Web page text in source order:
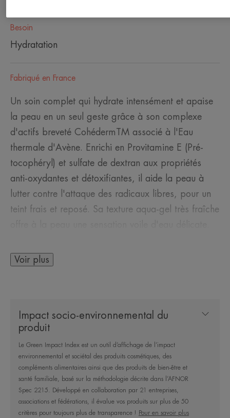
Besoin
Hydratation
Fabriqué en France
Un soin complet qui hydrate intensément et apaise
la peau en un seul geste grâce à son complexe
d'actifs breveté CohédermTM associé à l'Eau
thermale d'Avène. Enrichi en Provitamine E (Pré-
tocophéryl) et sulfate de dextran aux propriétés
anti-oxydantes et détoxifiantes, il aide la peau à
lutter contre l'attaque des radicaux libres, pour un
teint frais et reposé. Sa texture aqua-gel très fraîche
Le soin tout-en-un, hydratant 24h,
apaisant et détoxifiant qui
s'adapte à tous les besoins (soin
de jour, masque de nuit, contour
des yeux).
Voir plus
Impact socio-environnemental du
produit
Le Green Impact Index est un outil d’affichage de l’impact
environnemental et sociétal des produits cosmétiques, des
compléments alimentaires ainsi que des produits de bien-être et
santé familiale, basé sur la méthodologie décrite dans l’AFNOR
Spec 2215. Développé en collaboration par 21 entreprises,
associations et fédérations, il évalue vos produits sur plus de 50
critères pour toujours plus de transparence !
Pour en savoir plus